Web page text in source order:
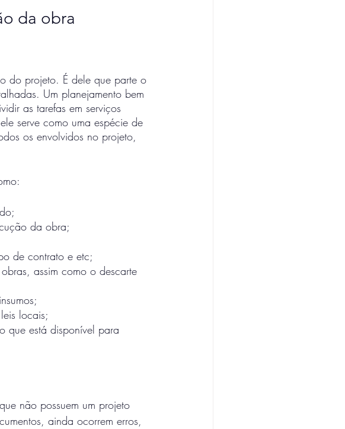
da obra
do projeto. É dele que parte o
Um planejamento bem
as tarefas em serviços
serve como uma espécie de
os envolvidos no projeto,
da obra;
de contrato e etc;
assim como o descarte
locais;
que está disponível para
não possuem um projeto
ainda ocorrem erros,